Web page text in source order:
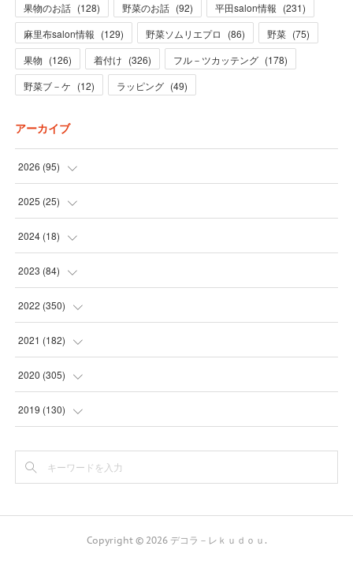
果物のお話 (128) 野菜のお話 (92) 平田salon情報 (231)
麻里布salon情報 (129) 野菜ソムリエプロ (86) 野菜 (75)
果物 (126) 着付け (326) フル－ツカッテング (178)
野菜ブ－ケ (12) ラッピング (49)
アーカイブ
2026 (95)
(5
(31 )
(28
(31
2025 (25)
(3
(19 )
(1)
(1)
2024(18)
(1
(12
(2)
(1)
2023 (84)
(1)
(24
(24
(1)
(1)
2022 (350)
(16
(30
(31
(31)
2021 (182)
(25
(17
(9
2020 (305)
(31
(
2019 (130)
(
Copyright © 2026 デコラ－レｋｕｄｏｕ .